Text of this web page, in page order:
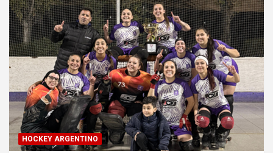
HOCKEY ARGENTINO